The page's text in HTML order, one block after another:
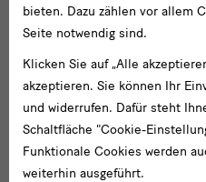
bieten. Dazu zählen vor allem
Seite notwendig sind.
Klicken Sie auf „Alle
akzeptieren. Sie können Ihr
und widerrufen. Dafür steht
Schaltfläche "Cookie-
Funktionale Cookies werden
weiterhin ausgeführt.
Media
und
Newsletter
Folgen Sie uns
Newsletter
E-
Mail-